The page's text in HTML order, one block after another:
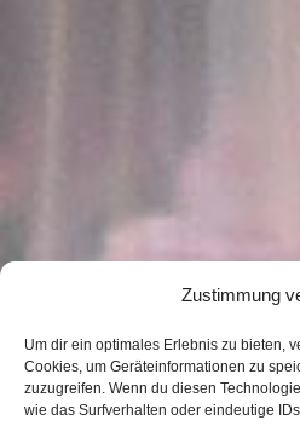
Zustimmung
Um dir ein optimales Erlebnis zu bieten,
Cookies, um Geräteinformationen zu
zuzugreifen. Wenn du diesen
wie das Surfverhalten oder eindeutige